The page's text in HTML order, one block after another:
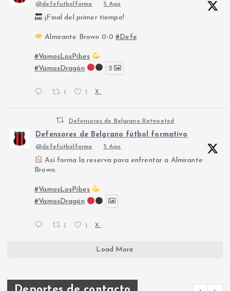
@defefutbolforma · 5 Ago
¡Final del primer tiempo!
Almirante Brown 0-0#Defe
#VamosLosPibes
#VamosDragón
2
X
Defensores de Belgrano Retweeted
Defensores de Belgrano fútbol formativo
@defefutbolforma · 5 Ago
Así forma la reserva para enfrentar a Almirante
Brown.
#VamosLosPibes
#VamosDragón
1 1 X
Load More